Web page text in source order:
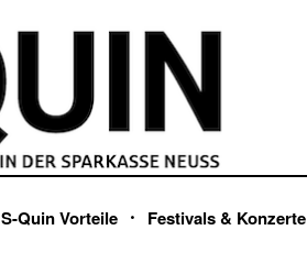
S-Quin Vorteile Festivals & Konzerte